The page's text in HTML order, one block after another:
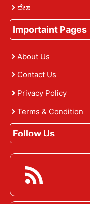
ದೇಶ
Importaint Pages
About Us
Contact Us
Privacy Policy
Terms & Condition
Follow Us